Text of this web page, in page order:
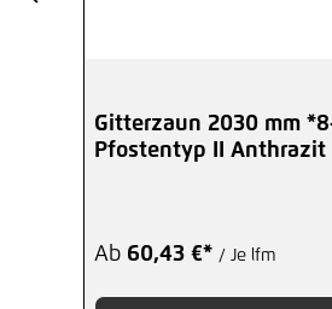
Gitterzaun 2030 mm
Pfostentyp II Anthrazit
Ab 60,43 €* / Je lfm